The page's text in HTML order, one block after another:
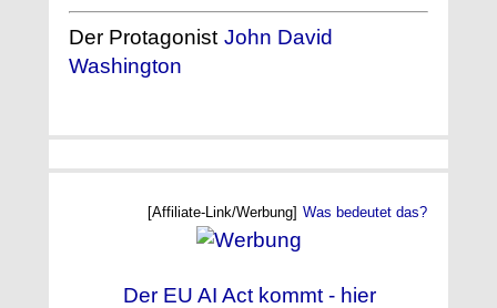
Der Protagonist John David
Washington
[Affiliate-Link/Werbung] Was bedeutet das?
Der EU AI Act kommt - hier